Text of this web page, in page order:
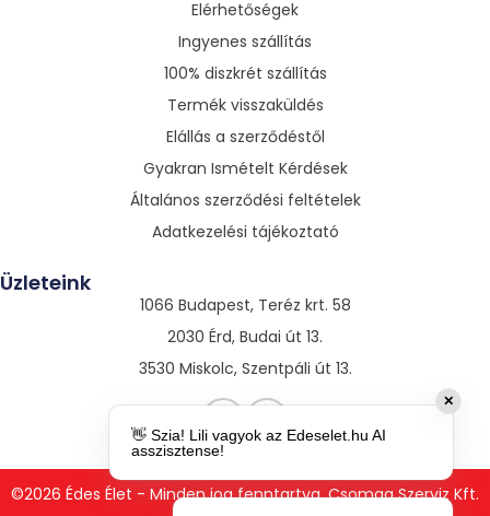
Elérhetőségek
Ingyenes szállítás
100% diszkrét szállítás
Termék visszaküldés
Elállás a szerződéstől
Gyakran Ismételt Kérdések
Általános szerződési feltételek
Adatkezelési tájékoztató
Üzleteink
1066 Budapest, Teréz krt. 58
2030 Érd, Budai út 13.
3530 Miskolc, Szentpáli út 13.
©2026 Édes Élet - Minden jog fenntartva. Csomag Szerviz Kft.
✕
👋 Szia! Lili vagyok az Edeselet.hu AI
asszisztense!